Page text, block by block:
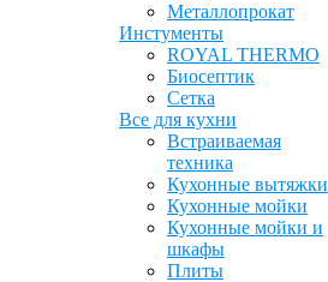
Металлопрокат
Инстументы
ROYAL THERMO
Биосептик
Сетка
Все для кухни
Встраиваемая
техника
Кухонные вытяжки
Кухонные мойки
Кухонные мойки и
шкафы
Плиты